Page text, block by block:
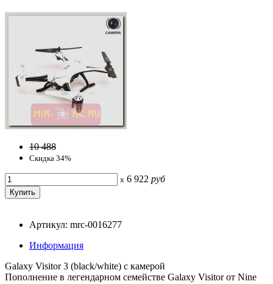
10 488
Скидка 34%
x 6 922 руб
Артикул: mrc-0016277
Информация
Galaxy Visitor 3 (black/white) с камерой
Пополнение в легендарном семействе Galaxy Visitor от Nine